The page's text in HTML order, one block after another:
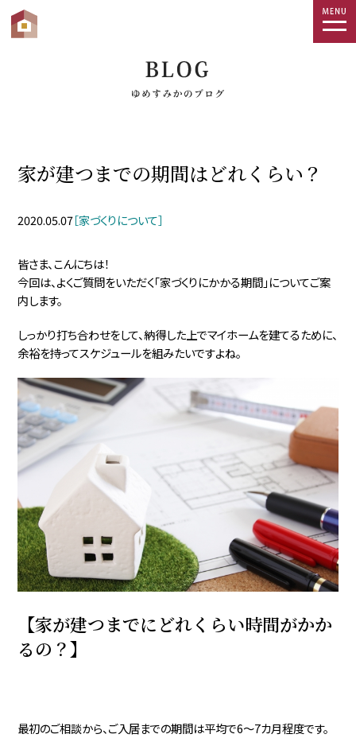
家が建つまでの期間はどれくらい？
2020.05.07［家づくりについて］
皆さま、こんにちは！
今回は、よくご質問をいただく「家づくりにかかる期間」についてご案
内します。
しっかり打ち合わせをして、納得した上でマイホームを建てるために、
余裕を持ってスケジュールを組みたいですよね。
【家が建つまでにどれくらい時間がかか
るの？】
最初のご相談から、ご入居までの期間は平均で6～7カ月程度です。